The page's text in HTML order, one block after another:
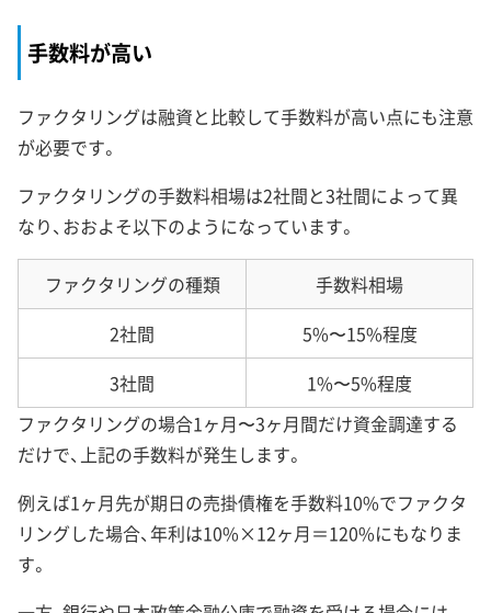
手数料が高い
ファクタリングは融資と比較して手数料が高い点にも注意
が必要です。
ファクタリングの手数料相場は2社間と3社間によって異
なり、おおよそ以下のようになっています。
ファクタリングの種類
手数料相場
2社間
5%〜15%程度
3社間
1%〜5%程度
ファクタリングの場合1ヶ月〜3ヶ月間だけ資金調達する
だけで、上記の手数料が発生します。
例えば1ヶ月先が期日の売掛債権を手数料10%でファクタ
リングした場合、年利は10%×12ヶ月＝120%にもなりま
す。